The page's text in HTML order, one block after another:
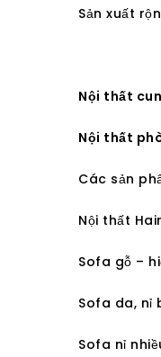
Sản xuất
Nội thất
Nội thất
Các sản
Nội thất
Sofa gỗ –
Sofa da, nỉ
Sofa nỉ